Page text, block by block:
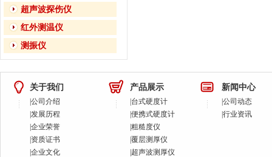
超声波探伤仪
红外测温仪
测振仪
关于我们
公司介绍
发展历程
企业荣誉
资质证书
企业文化
产品展示
台式硬度计
便携式硬度计
粗糙度仪
覆层测厚仪
超声波测厚仪
新闻中心
公司动态
行业资讯